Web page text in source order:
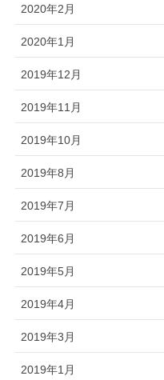
2020年2月
2020年1月
2019年12月
2019年11月
2019年10月
2019年8月
2019年7月
2019年6月
2019年5月
2019年4月
2019年3月
2019年1月